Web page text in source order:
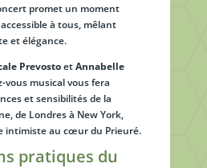
promet un moment
à tous, mêlant
et élégance.
PrevostoetAnnabelle
vous musical vous fera
et sensibilités de la
de Londres à New York,
intimiste au cœur du Prieuré.
pratiques du